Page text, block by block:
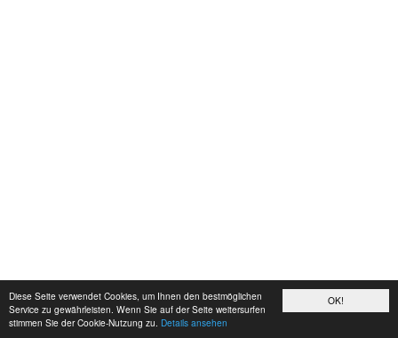
OK!
Diese Seite verwendet Cookies, um Ihnen den bestmöglichen
Service zu gewährleisten. Wenn Sie auf der Seite weitersurfen
stimmen Sie der Cookie-Nutzung zu. Details ansehen